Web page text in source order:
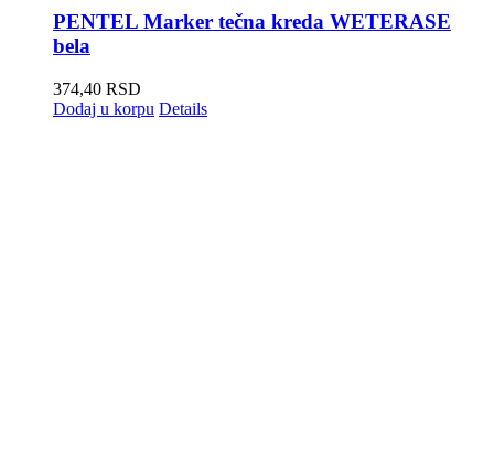
PENTEL Marker tečna kreda WETERASE
bela
374,40 RSD
Dodaj u korpu Details